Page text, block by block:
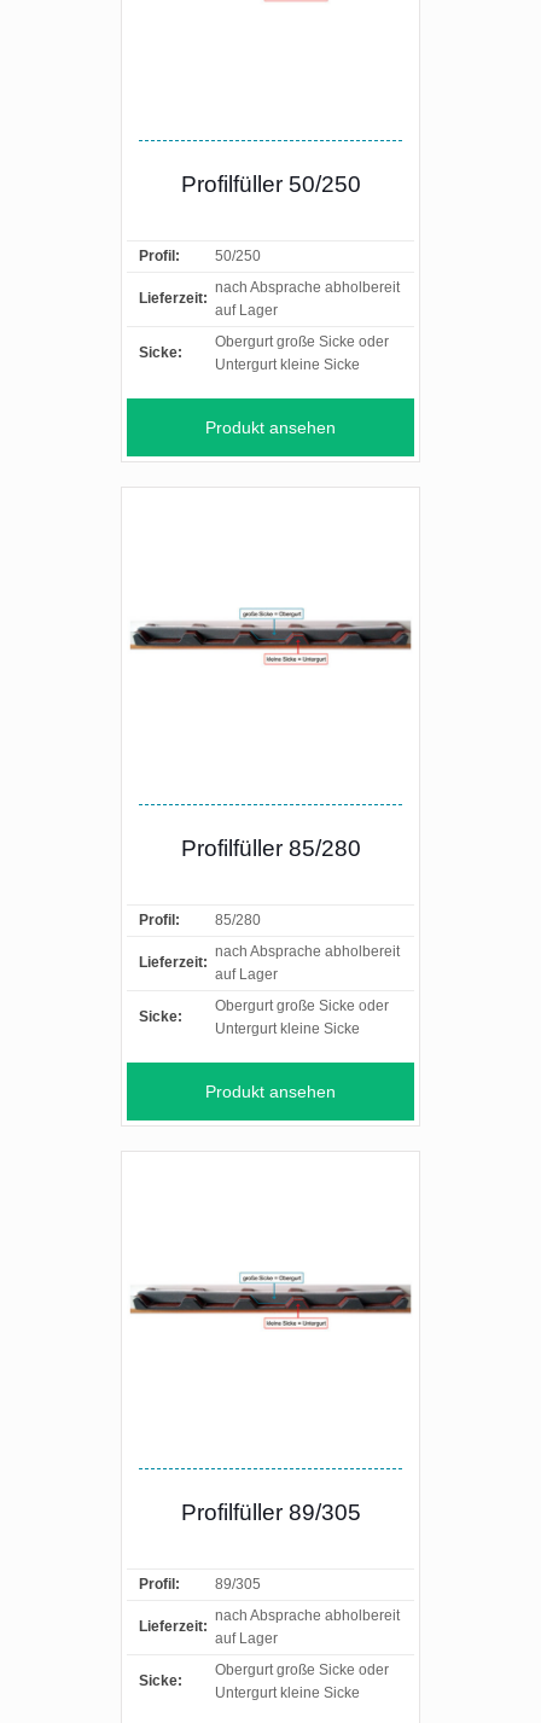
Profilfüller 50/250
Profil: 50/250
Lieferzeit:
nach Absprache abholbereit
auf Lager
Sicke:
Obergurt große Sicke oder
Untergurt kleine Sicke
Produkt ansehen
Profilfüller 85/280
Profil: 85/280
Lieferzeit:
nach Absprache abholbereit
auf Lager
Sicke:
Obergurt große Sicke oder
Untergurt kleine Sicke
Produkt ansehen
Profilfüller 89/305
Profil: 89/305
Lieferzeit:
nach Absprache abholbereit
auf Lager
Sicke:
Obergurt große Sicke oder
Untergurt kleine Sicke